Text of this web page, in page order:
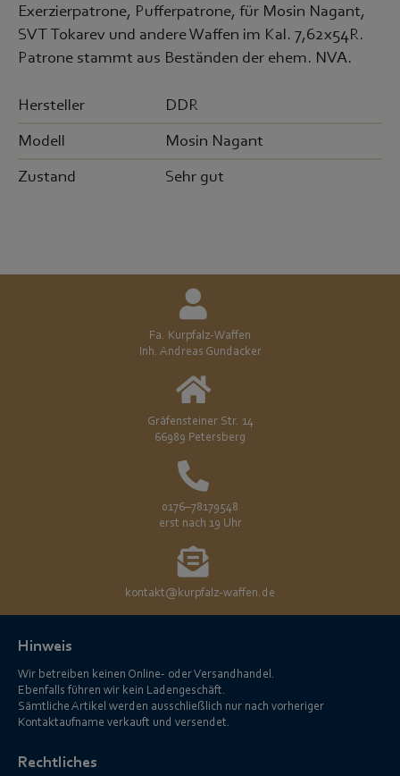
Exerzierpatrone, Pufferpatrone, für Mosin Nagant,
SVT Tokarev und andere Waffen im Kal. 7,62x54R.
Patrone stammt aus Beständen der ehem. NVA.
Hersteller DDR
Modell Mosin Nagant
Zustand Sehr gut
Fa. Kurpfalz-Waffen
Inh. Andreas Gundacker
Gräfensteiner Str. 14
66989 Petersberg
0176–78179548
erst nach 19 Uhr
kontakt@kurpfalz-waffen.de
Hinweis
Wir betreiben keinen Online- oder Versandhandel.
Ebenfalls führen wir kein Ladengeschäft.
Sämtliche Artikel werden ausschließlich nur nach vorheriger
Kontaktaufname verkauft und versendet.
Rechtliches